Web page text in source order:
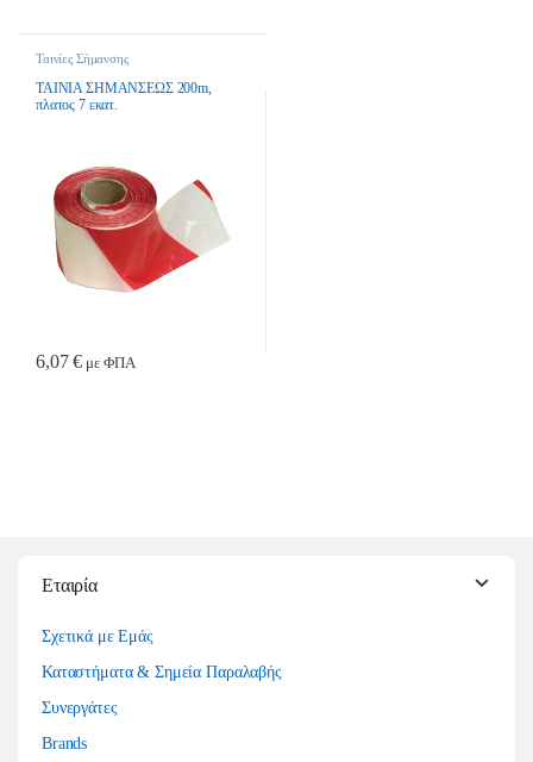
Ταινίες Σήμανσης
ΤΑΙΝΙΑ ΣΗΜΑΝΣΕΩΣ 200m,
πλατος 7 εκατ.
6,07€ με ΦΠΑ
Εταιρία
Σχετικά με Εμάς
Καταστήματα & Σημεία Παραλαβής
Συνεργάτες
Brands